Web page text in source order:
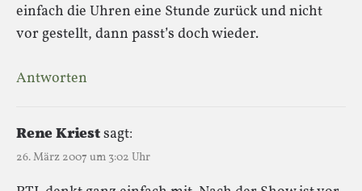
einfach die Uhren eine Stunde zurück und nicht
vor gestellt, dann passt’s doch wieder.
Antworten
Rene Kriestsagt:
26. März 2007 um 3:02 Uhr